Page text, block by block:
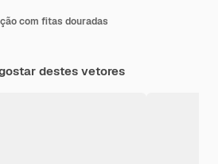
com fitas douradas
destes vetores